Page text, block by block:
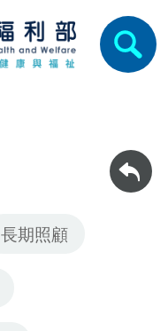
回上一頁
長期照顧